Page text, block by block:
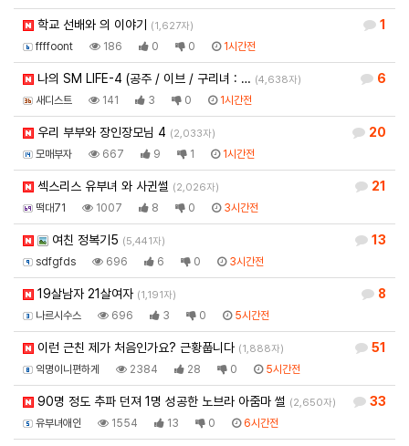
1
학교 선배와 의 이야기 (1,627자)
ffffoont 186 0 0 1시간전
6
나의 SM LIFE-4 (공주 / 이브 / 구리녀 : … (4,638자)
새디스트 141 3 0 1시간전
20
우리 부부와 장인장모님 4 (2,033자)
모매부자 667 9 1 1시간전
21
섹스리스 유부녀 와 사귄썰 (2,026자)
떡대71 1007 8 0 3시간전
13
여친 정복기5 (5,441자)
sdfgfds 696 6 0 3시간전
8
19살남자 21살여자 (1,191자)
나르시수스 696 3 0 5시간전
51
이런 근친 제가 처음인가요? 근황풉니다 (1,888자)
익명이니편하게 2384 28 0 5시간전
33
90명 정도 추파 던져 1명 성공한 노브라 아줌마 썰 (2,650자)
유부녀애인 1554 13 0 6시간전